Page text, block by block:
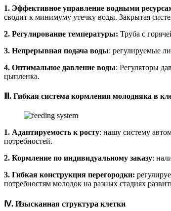
1. Эффективное управление водными
сводит к минимуму утечку воды. Закрытая
2. Регулирование температуры: Труба с
3. Непрерывная подача воды: регулируемые
4. Оптимальное давление воды: Регуляторы
цыпленка.
Ⅲ. Гибкая система кормления молодняка в
1. Адаптируемость к росту: нашу систему
потребностей.
2. Кормление по индивидуальному заказу:
3. Гибкая конструкция перегородки:
потребностям молодок на разных стадиях
Ⅳ. Изысканная структура клетки